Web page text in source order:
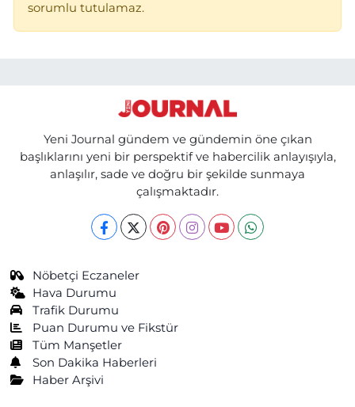
sorumlu tutulamaz.
Yeni Journal gündem ve gündemin öne çıkan
başlıklarını yeni bir perspektif ve habercilik anlayışıyla,
anlaşılır, sade ve doğru bir şekilde sunmaya
çalışmaktadır.
Nöbetçi Eczaneler
Hava Durumu
Trafik Durumu
Puan Durumu ve Fikstür
Tüm Manşetler
Son Dakika Haberleri
Haber Arşivi